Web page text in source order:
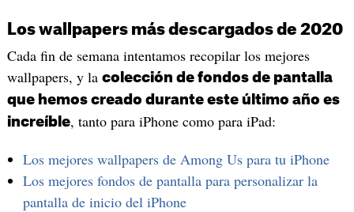
Los wallpapers más descargados de 2020
Cada fin de semana intentamos recopilar los mejores
wallpapers, y la colección de fondos de pantalla
que hemos creado durante este último año es
increíble, tanto para iPhone como para iPad:
Los mejores wallpapers de Among Us para tu iPhone
Los mejores fondos de pantalla para personalizar la
pantalla de inicio del iPhone